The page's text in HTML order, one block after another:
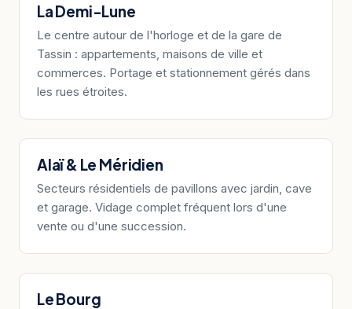
La Demi-Lune
Le centre autour de l'horloge et de la gare de
Tassin : appartements, maisons de ville et
commerces. Portage et stationnement gérés dans
les rues étroites.
Alaï & Le Méridien
Secteurs résidentiels de pavillons avec jardin, cave
et garage. Vidage complet fréquent lors d'une
vente ou d'une succession.
Le Bourg